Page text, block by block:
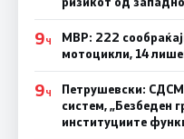
9Ч
МВР: 222
мотоцикли, 14
9Ч
Петрушевски:
систем, „Безбеден
институциите